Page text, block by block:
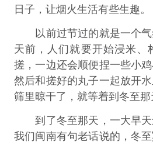
日子，让烟火生活有些生趣。
以前过节过的就是一个气
天前，人们就要开始浸米、
搓，一边还会顺便捏一些小
然后和搓好的丸子一起放开
筛里晾干了，就等着到冬至那
到了冬至那天，一大早天
我们闽南有句老话说的，冬